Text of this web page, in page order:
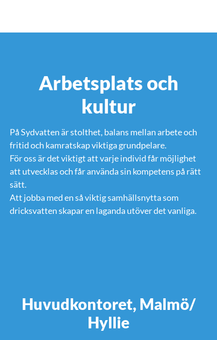
Arbetsplats och
kultur
På Sydvatten är stolthet, balans mellan arbete och
fritid och kamratskap viktiga grundpelare.
För oss är det viktigt att varje individ får möjlighet
att utvecklas och får använda sin kompetens på rätt
sätt.
Att jobba med en så viktig samhällsnytta som
dricksvatten skapar en laganda utöver det vanliga.
Huvudkontoret, Malmö/
Hyllie